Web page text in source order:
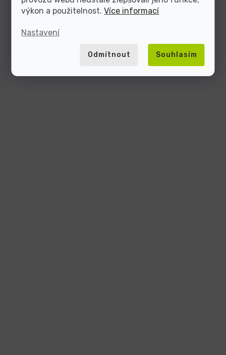
výkon a použitelnost.Více informací
Nastavení
Odmítnout Souhlasím